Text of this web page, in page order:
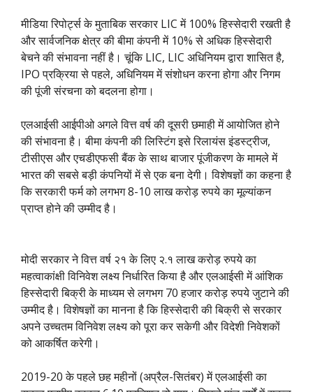
मीडिया रिपोर्ट्स के मुताबिक सरकार LIC में 100% हिस्सेदारी रखती है
और सार्वजनिक क्षेत्र की बीमा कंपनी में 10% से अधिक हिस्सेदारी
बेचने की संभावना नहीं है। चूंकि LIC, LIC अधिनियम द्वारा शासित है,
IPO प्रक्रिया से पहले, अधिनियम में संशोधन करना होगा और निगम
की पूंजी संरचना को बदलना होगा।
एलआईसी आईपीओ अगले वित्त वर्ष की दूसरी छमाही में आयोजित होने
की संभावना है। बीमा कंपनी की लिस्टिंग इसे रिलायंस इंडस्ट्रीज,
टीसीएस और एचडीएफसी बैंक के साथ बाजार पूंजीकरण के मामले में
भारत की सबसे बड़ी कंपनियों में से एक बना देगी। विशेषज्ञों का कहना है
कि सरकारी फर्म को लगभग 8-10 लाख करोड़ रुपये का मूल्यांकन
प्राप्त होने की उम्मीद है।
मोदी सरकार ने वित्त वर्ष २१ के लिए २.१ लाख करोड़ रुपये का
महत्वाकांक्षी विनिवेश लक्ष्य निर्धारित किया है और एलआईसी में आंशिक
हिस्सेदारी बिक्री के माध्यम से लगभग 70 हजार करोड़ रुपये जुटाने की
उम्मीद है। विशेषज्ञों का मानना ​​है कि हिस्सेदारी की बिक्री से सरकार
अपने उच्चतम विनिवेश लक्ष्य को पूरा कर सकेगी और विदेशी निवेशकों
को आकर्षित करेगी।
2019-20 के पहले छह महीनों (अप्रैल-सितंबर) में एलआईसी का